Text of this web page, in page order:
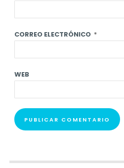
CORREO ELECTRÓNICO *
WEB